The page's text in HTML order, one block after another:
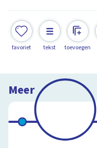
favoriet tekst toevoegen
Meer